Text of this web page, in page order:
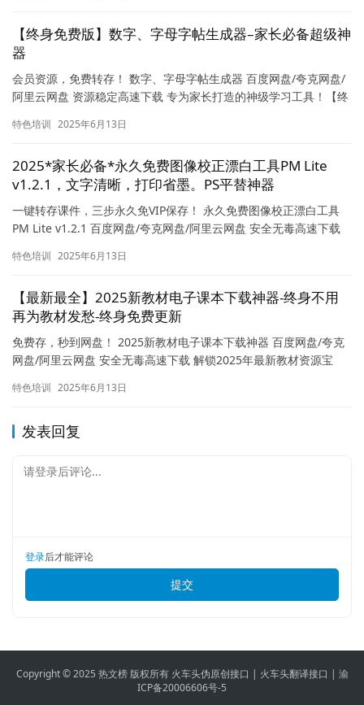
【终身免费版】数字、字母字帖生成器–家长必备超级神
器
会员资源，免费转存！ 数字、字母字帖生成器 百度网盘/夸克网盘/
阿里云网盘 资源稳定高速下载 专为家长打造的神级学习工具！【终
特色培训 2025年6月13日
2025*家长必备*永久免费图像校正漂白工具PM Lite
v1.2.1，文字清晰，打印省墨。PS平替神器
一键转存课件，三步永久免VIP保存！ 永久免费图像校正漂白工具
PM Lite v1.2.1 百度网盘/夸克网盘/阿里云网盘 安全无毒高速下载
特色培训 2025年6月13日
【最新最全】2025新教材电子课本下载神器-终身不用
再为教材发愁-终身免费更新
免费存，秒到网盘！ 2025新教材电子课本下载神器 百度网盘/夸克
网盘/阿里云网盘 安全无毒高速下载 解锁2025年最新教材资源宝
特色培训 2025年6月13日
发表回复
请登录后评论...
登录后才能评论
提交
Copyright © 2025 热文榜 版权所有 火车头伪原创接口 | 火车头翻译接口 | 渝
ICP备20006606号-5